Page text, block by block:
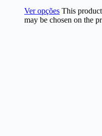
Ver opções This
may be chosen on the